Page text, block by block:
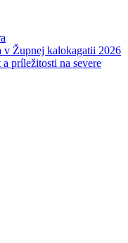
v Župnej kalokagatii 2026
príležitosti na severe